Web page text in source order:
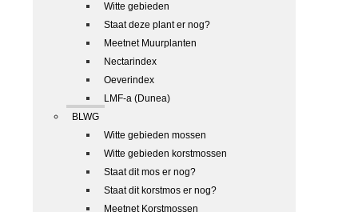
Witte gebieden
Staat deze plant er nog?
Meetnet Muurplanten
Nectarindex
Oeverindex
LMF-a (Dunea)
BLWG
Witte gebieden mossen
Witte gebieden korstmossen
Staat dit mos er nog?
Staat dit korstmos er nog?
Meetnet Korstmossen